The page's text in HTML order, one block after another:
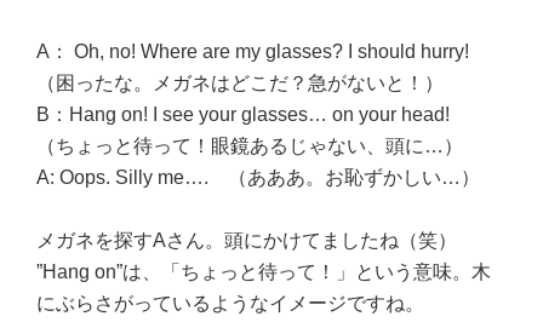
A： Oh, no! Where are my glasses? I should hurry!
（困ったな。メガネはどこだ？急がないと！）
B：Hang on! I see your glasses… on your head!
（ちょっと待って！眼鏡あるじゃない、頭に…）
A: Oops. Silly me…. （あああ。お恥ずかしい…）
メガネを探すAさん。頭にかけてましたね（笑）
”Hang on”は、「ちょっと待って！」という意味。木
にぶらさがっているようなイメージですね。